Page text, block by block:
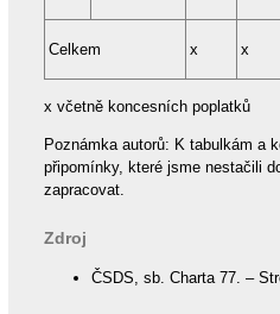
Celkem x x
x včetně koncesních poplatků
Poznámka autorů: K tabulkám a
připomínky, které jsme nestačili
zapracovat.
Zdroj
ČSDS, sb. Charta 77. –